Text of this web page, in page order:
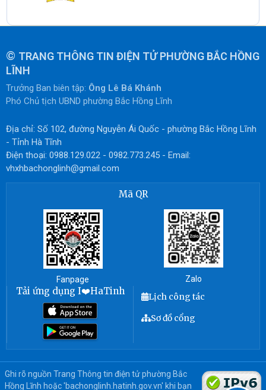
© TRANG THÔNG TIN ĐIỆN TỬ PHƯỜNG BẮC HỒNG
LĨNH
Trưởng Ban biên tập: Ông Lê Bá Khánh
Phó Chủ tịch UBND phường Bắc Hồng Lĩnh
Địa chỉ: Số 102, đường Nguyễn Ái Quốc - phường Bắc Hồng Lĩnh
- Tỉnh Hà Tĩnh
Điện thoại: 0988.129.022 - 0982.773.245 - Email:
vhxhbachonglinh@gmail.com
Mã QR
Fanpage Zalo
Tải ứng dụng I❤️HaTinh
Lịch công tác
Sơ đồ cổng
Ghi rõ nguồn Trang Thông tin điện tử phường Bắc
Hồng Lĩnh hoặc 'bachonglinh.hatinh.gov.vn' khi bạn